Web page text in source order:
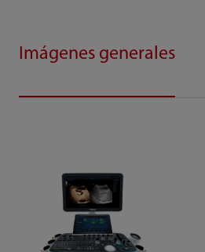
Imágenes generales